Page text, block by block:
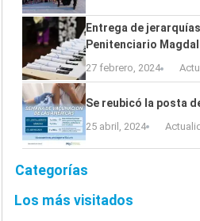
Entrega de
Penitenciario
27 febrero, 2024
Se reubicó la posta
25 abril, 2024
Categorías
Los más visitados